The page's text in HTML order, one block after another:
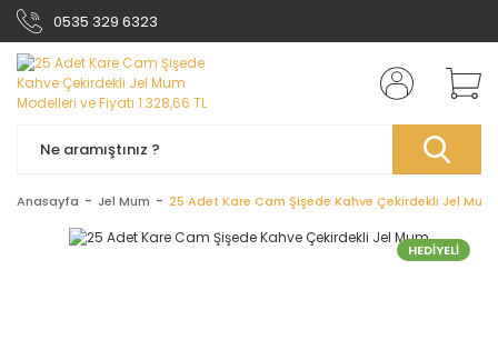
0535 329 6323
Anasayfa Jel Mum 25 Adet Kare Cam Şişede Kahve Çekirdekli Jel Mum
HEDİYELİ